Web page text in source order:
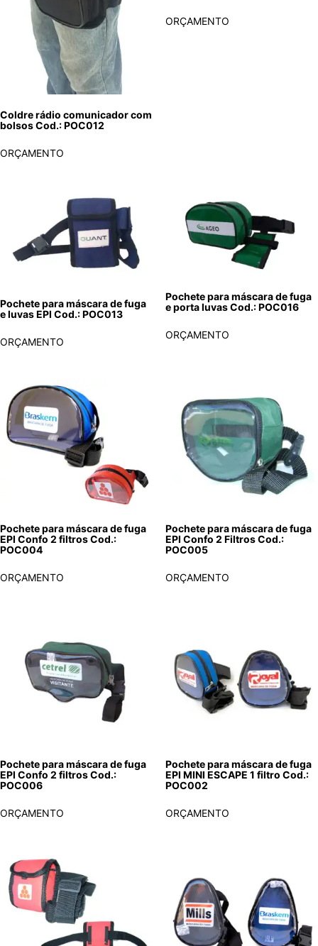
Coldre rádio comunicador com
bolsos Cod.: POC012
ORÇAMENTO
ORÇAMENTO
Pochete para máscara de fuga
e luvas EPI Cod.: POC013
ORÇAMENTO
Pochete para máscara de fuga
e porta luvas Cod.: POC016
ORÇAMENTO
Pochete para máscara de fuga
EPI Confo 2 filtros Cod.:
POC004
ORÇAMENTO
Pochete para máscara de fuga
EPI Confo 2 Filtros Cod.:
POC005
ORÇAMENTO
Pochete para máscara de fuga
EPI Confo 2 filtros Cod.:
POC006
ORÇAMENTO
Pochete para máscara de fuga
EPI MINI ESCAPE 1 filtro Cod.:
POC002
ORÇAMENTO